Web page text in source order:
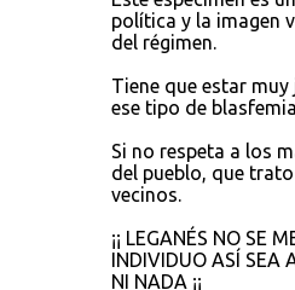
política y la imagen
del régimen.
Tiene que estar
ese tipo de
Si no respeta a los
del pueblo, que
vecinos.
¡¡ LEGANÉS NO SE
INDIVIDUO ASÍ SEA
NI NADA ¡¡